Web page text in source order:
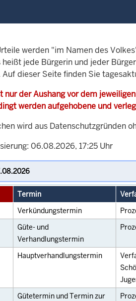
werden "im Namen des
jede Bürgerin und jeder
Auf dieser Seite finden Sie
nur der Aushang vor dem
werden aufgehobene und
wird aus Datenschutzgründen
06.08.2026, 17:25 Uhr
Termin
Verkündungstermin
Güte- und
Verhandlungstermin
Hauptverhandlungstermin
Gütetermin und Termin zur